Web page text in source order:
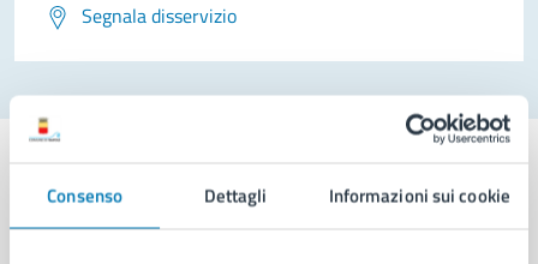
Consenso Dettagli Informazioni sui cookie
Segnala disservizio